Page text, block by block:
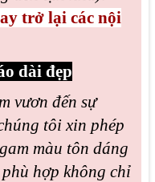
trở lại các nội
dài đẹp
vươn đến sự
tôi xin phép
màu tôn dáng
hợp không chỉ